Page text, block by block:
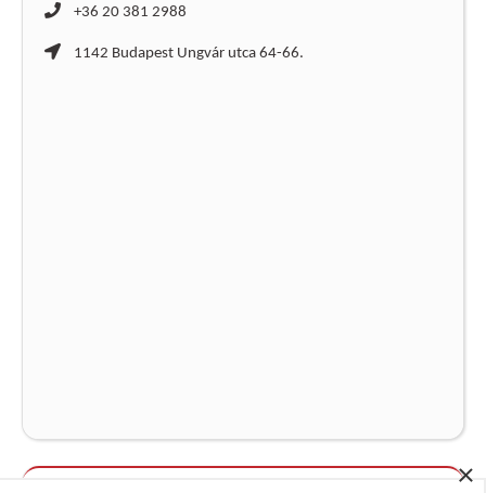
×
+36 20 381 2988
1142 Budapest Ungvár utca 64-66.